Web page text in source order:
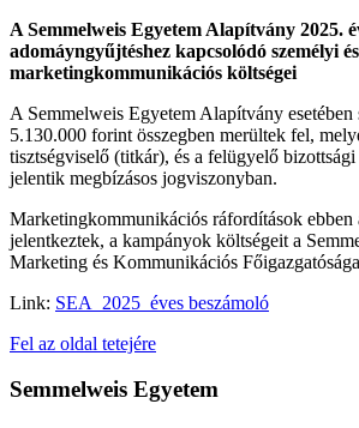
A Semmelweis Egyetem Alapítvány 2025.
adomáyngyűjtéshez kapcsolódó személyi és
marketingkommunikációs költségei
A Semmelweis Egyetem Alapítvány
5.130.000 forint összegben merültek fel,
tisztségviselő (titkár), és a felügyelő
jelentik megbízásos jogviszonyban.
Marketingkommunikációs ráfordítások ebben
jelentkeztek, a kampányok költségeit a
Marketing és Kommunikációs
Link: SEA_2025_éves beszámoló
Fel az oldal tetejére
Semmelweis Egyetem